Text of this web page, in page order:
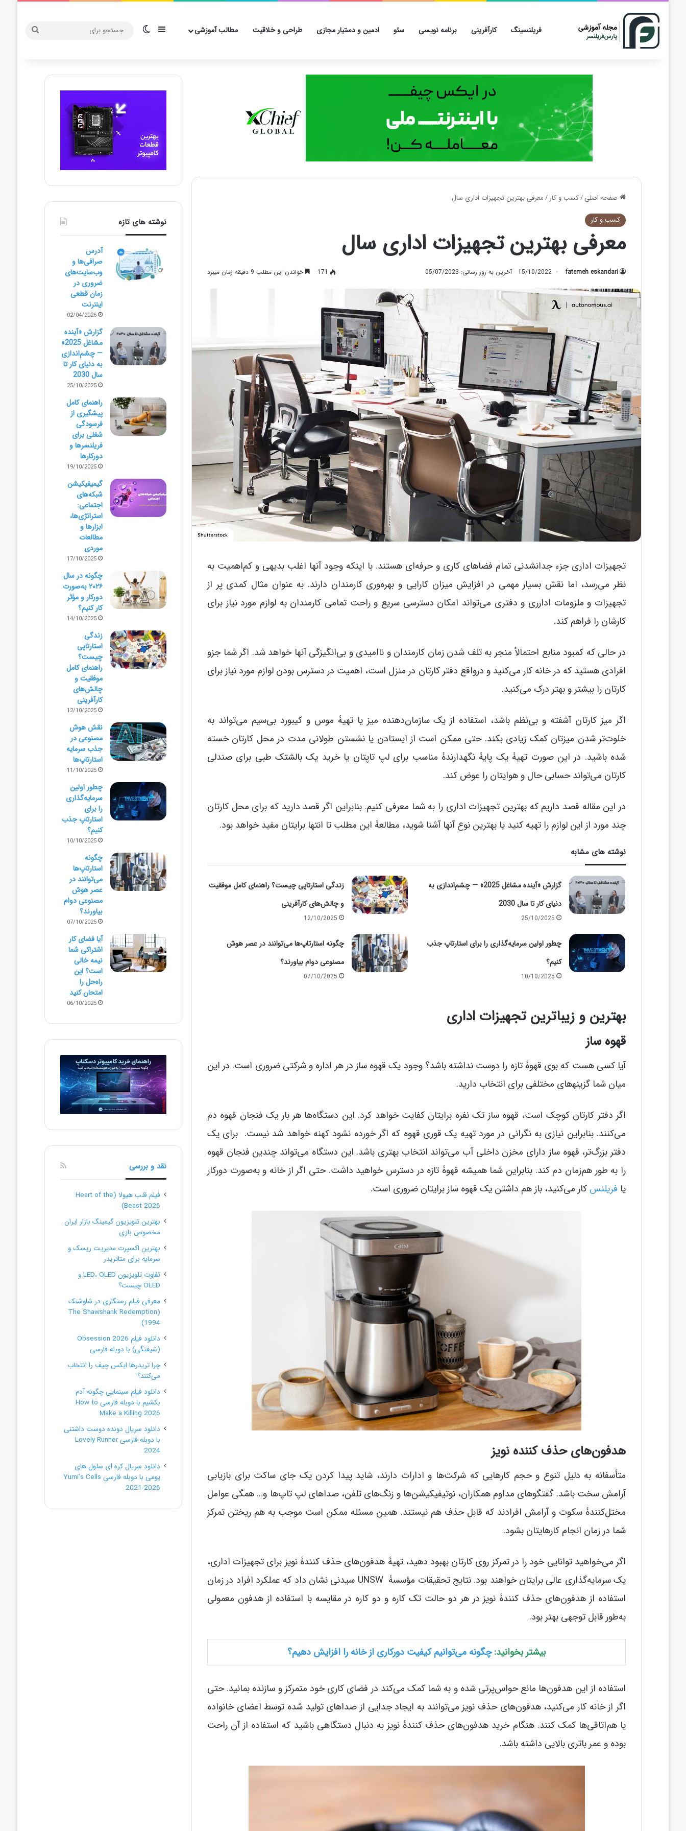
فریلنسینگ کارآفرینی برنامه نویسی سئو ادمین و دستیار مجازی طراحی و خلاقیت مطالب آموزشی سایدبارتغییر پوسته
جستجو
صفحه اصلی/کسب و کار/معرفی بهترین تجهیزات اداری سال
کسب و کار
معرفی بهترین تجهیزات اداری سال
fatemeh eskandari
15/10/2022 آخرین به روز رسانی: 05/07/2023 171 خواندن این مطلب 9 دقیقه زمان میبرد
تجهیزات اداری جزء جدانشدنی تمام فضاهای کاری و حرفه‌ای هستند. با اینکه وجود آنها اغلب بدیهی و کم‌اهمیت به
نظر می‌رسد، اما نقش بسیار مهمی در افزایش میزان کارایی و بهره‌وری کارمندان دارند. به عنوان مثال کمدی پر از
تجهیزات و ملزومات ادارری و دفتری می‌تواند امکان دسترسی سریع و راحت تمامی کارمندان به لوازم مورد نیاز برای
کارشان را فراهم کند.
در حالی که کمبود منابع احتمالاً منجر به تلف شدن زمان کارمندان و ناامیدی و بی‌انگیزگی آنها خواهد شد. اگر شما جزو
افرادی هستید که در خانه کار می‌کنید و درواقع دفتر کارتان در منزل است، اهمیت در دسترس بودن لوازم مورد نیاز برای
کارتان را بیشتر و بهتر درک می‌کنید.
اگر میز کارتان آشفته و بی‌نظم باشد، استفاده از یک سازمان‌دهنده میز یا تهیۀ موس و کیبورد بی‌سیم می‌تواند به
خلوت‌تر شدن میزتان کمک زیادی بکند. حتی ممکن است از ایستادن یا نشستن طولانی مدت در محل کارتان خسته
شده باشید. در این صورت تهیۀ یک پایۀ نگهدارندۀ مناسب برای لپ تاپتان یا خرید یک بالشتک طبی برای صندلی
کارتان می‌تواند حسابی حال و هوایتان را عوض کند.
در این مقاله قصد داریم که بهترین تجهیزات اداری را به شما معرفی کنیم. بنابراین اگر قصد دارید که برای محل کارتان
چند مورد از این لوازم را تهیه کنید یا بهترین نوع آنها آشنا شوید، مطالعۀ این مطلب تا انتها برایتان مفید خواهد بود.
نوشته های مشابه
گزارش «آینده مشاغل 2025» — چشم‌اندازی به
دنیای کار تا سال 2030
25/10/2025
زندگی استارتاپی چیست؟ راهنمای کامل موفقیت
و چالش‌های کارآفرینی
12/10/2025
چطور اولین سرمایه‌گذاری را برای استارتاپ جذب
کنیم؟
10/10/2025
چگونه استارتاپ‌ها می‌توانند در عصر هوش
مصنوعی دوام بیاورند؟
07/10/2025
بهترین و زیباترین تجهیزات اداری
قهوه ساز
آیا کسی هست که بوی قهوۀ تازه را دوست نداشته باشد؟ وجود یک قهوه ساز در هر اداره‌ و شرکتی ضروری است. در این
میان شما گزینه‍‌های مختلفی برای انتخاب دارید.
اگر دفتر کارتان کوچک است، قهوه ساز تک نفره برایتان کفایت خواهد کرد. این دستگاه‌ها هر بار یک فنجان قهوه دم
می‌کنند. بنابراین نیازی به نگرانی در مورد تهیه یک قوری قهوه که اگر خورده نشود کهنه خواهد شد نیست. برای یک
دفتر بزرگ‌تر، قهوه ساز دارای مخزن داخلی آب می‌تواند انتخاب بهتری باشد. این دستگاه می‌تواند چندین فنجان قهوه
را به طور هم‌زمان دم کند. بنابراین شما همیشه قهوۀ تازه در دسترس خواهید داشت. حتی اگر از خانه و به‌صورت دورکار
یا فریلنس کار می‌کنید، باز هم داشتن یک قهوه ساز برایتان ضروری است.
هدفون‌های حذف کنندۀ نویز
متأسفانه به دلیل تنوع و حجم کارهایی که شرکت‌ها و ادارات دارند، شاید پیدا کردن یک جای ساکت برای بازیابی
آرامش سخت باشد. گفتگوهای مداوم همکاران، نوتیفیکیشن‌ها و زنگ‌های تلفن، صداهای لپ تاپ‌ها و… همگی عوامل
مختل‌کنندۀ سکوت و آرامش افرادند که قابل حذف هم نیستند. همین مسئله ممکن است موجب به هم ریختن تمرکز
شما در زمان انجام کارهایتان بشود.
اگر می‌خواهید توانایی خود را در تمرکز روی کارتان بهبود دهید، تهیۀ هدفون‌های حذف کنندۀ نویز برای تجهیزات اداری،
یک سرمایه‌گذاری عالی برایتان خواهند بود. نتایج تحقیقات مؤسسۀ UNSW سیدنی نشان داد که عملکرد افراد در زمان
استفاده از هدفون‌های حذف کنندۀ نویز در هر دو حالت تک کاره و دو کاره در مقایسه با استفاده از هدفون معمولی
به‌طور قابل توجهی بهتر بود.
بیشتر بخوانید: چگونه می‌توانیم کیفیت دورکاری از خانه را افزایش دهیم؟
استفاده از این هدفون‌ها مانع حواس‌پرتی شده و به شما کمک می‌کند در فضای کاری خود متمرکز و سازنده بمانید. حتی
اگر از خانه کار می‌کنید، هدفون‌های حذف نویز می‌توانند به ایجاد جدایی از صداهای تولید شده توسط اعضای خانواده
یا هم‌اتاقی‌ها کمک کنند. هنگام خرید هدفون‌های حذف کنندۀ نویز به دنبال دستگاهی باشید که استفاده از آن راحت
بوده و عمر باتری بالایی داشته باشد.
نوشته های تازه
آدرس
صرافی‌ها و
وب‌سایت‌های
ضروری در
زمان قطعی
اینترنت
02/04/2026
گزارش «آینده
مشاغل 2025»
— چشم‌اندازی
به دنیای کار تا
سال 2030
25/10/2025
راهنمای کامل
پیشگیری از
فرسودگی
شغلی برای
فریلنسرها و
دورکارها
19/10/2025
گیمیفیکیشن
شبکه‌های
اجتماعی:
استراتژی‌ها،
ابزارها و
مطالعات
موردی
17/10/2025
چگونه در سال
۲۰۲۶ به‌صورت
دورکار و مؤثر
کار کنیم؟
14/10/2025
زندگی
استارتاپی
چیست؟
راهنمای کامل
موفقیت و
چالش‌های
کارآفرینی
12/10/2025
نقش هوش
مصنوعی در
جذب سرمایه
استارتاپ‌ها
11/10/2025
چطور اولین
سرمایه‌گذاری
را برای
استارتاپ جذب
کنیم؟
10/10/2025
چگونه
استارتاپ‌ها
می‌توانند در
عصر هوش
مصنوعی دوام
بیاورند؟
07/10/2025
آیا فضای کار
اشتراکی شما
نیمه‌ خالی
است؟ این
راه‌حل را
امتحان کنید
06/10/2025
نقد و بررسی
فیلم قلب هیولا (Heart of the
Beast 2026)
بهترین تلویزیون گیمینگ بازار ایران
مخصوص بازی
بهترین اکسپرت مدیریت ریسک و
سرمایه برای متاتریدر
تفاوت تلویزیون LED، QLED و
OLED چیست؟
معرفی فیلم رستگاری در شاوشنک
(The Shawshank Redemption
1994)
دانلود فیلم Obsession 2026
(شیفتگی) با دوبله فارسی
چرا تریدرها ایکس چیف را انتخاب
می‌کنند؟
دانلود فیلم سینمایی چگونه آدم
بکشیم با دوبله فارسی How to
Make a Killing 2026
دانلود سریال دونده دوست داشتنی
با دوبله فارسی Lovely Runner
2024
دانلود سریال کره ای سلول های
یومی با دوبله فارسی Yumi’s Cells
2021-2026